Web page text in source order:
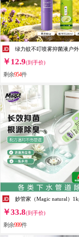
￥12.9(到手价)
剩余954件
￥33.8(到手价)
剩余999件